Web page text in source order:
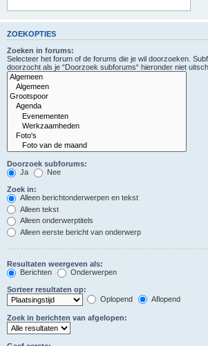
ZOEKOPTIES
Zoeken in forums:
Selecteer het forum of de forums die je wil doorzoeken.
doorzocht als je “Doorzoek subforums“ hieronder niet
Doorzoek subforums:
Ja
Nee
Zoek in:
Alleen berichtonderwerpen en tekst
Alleen tekst
Alleen onderwerptitels
Alleen eerste bericht van onderwerp
Resultaten weergeven als:
Berichten
Onderwerpen
Sorteer resultaten op:
Oplopend
Aflopend
Zoek in berichten van afgelopen: